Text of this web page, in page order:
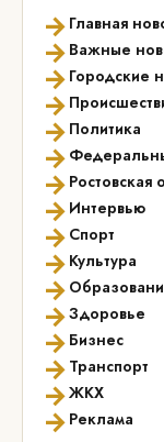
→ Главная
→ Важные
→ Городские
→
→ Политика
→
→ Ростовская
→ Интервью
→ Спорт
→ Культура
→
→Здоровье
→ Бизнес
→ Транспорт
→ЖКХ
→ Реклама